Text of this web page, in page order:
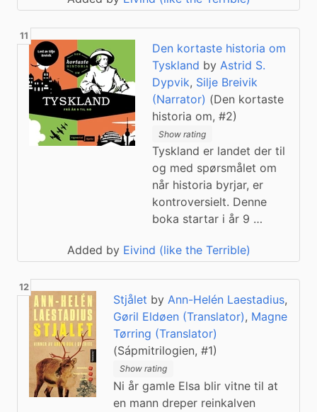
Den kortaste historia om
Tyskland by Astrid S.
Dypvik, Silje Breivik
(Narrator) (Den kortaste
historia om, #2)
Show rating
Tyskland er landet der til
og med spørsmålet om
når historia byrjar, er
kontroversielt. Denne
boka startar i år 9 …
Added by Eivind (like the Terrible)
Stjålet by Ann-Helén Laestadius,
Gøril Eldøen (Translator), Magne
Tørring (Translator)
(Sápmitrilogien, #1)
Show rating
Ni år gamle Elsa blir vitne til at
en mann dreper reinkalven